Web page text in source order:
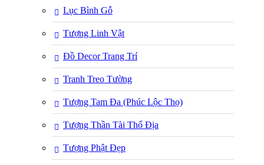
Lục Bình Gỗ
Tượng Linh Vật
Đồ Decor Trang Trí
Tranh Treo Tường
Tượng Tam Đa (Phúc Lộc Thọ)
Tượng Thần Tài Thổ Địa
Tượng Phật Đẹp